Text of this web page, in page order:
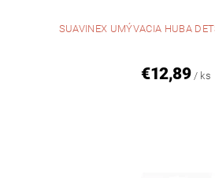
SUAVINEX UMÝVACIA HUBA
€12,89 / ks